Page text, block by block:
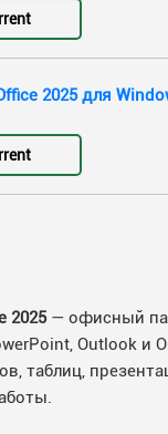
2025 для
2025— офисный
Outlook и
таблиц,